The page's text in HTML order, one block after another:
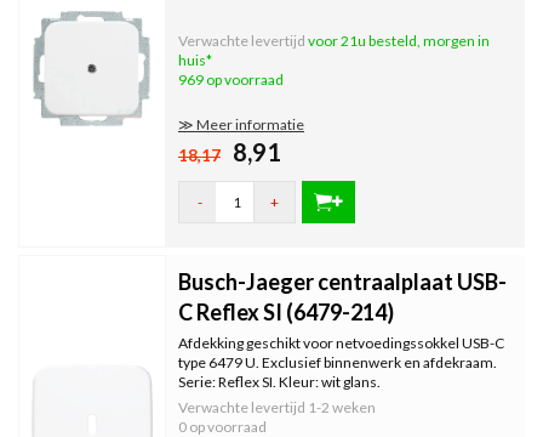
Verwachte levertijd voor 21u besteld, morgen in
huis*
969 op voorraad
≫ Meer informatie
18,17 8,91
- +
Busch-Jaeger centraalplaat USB-
C Reflex SI (6479-214)
Afdekking geschikt voor netvoedingssokkel USB-C
type 6479 U. Exclusief binnenwerk en afdekraam.
Serie: Reflex SI. Kleur: wit glans.
Verwachte levertijd 1-2 weken
0 op voorraad